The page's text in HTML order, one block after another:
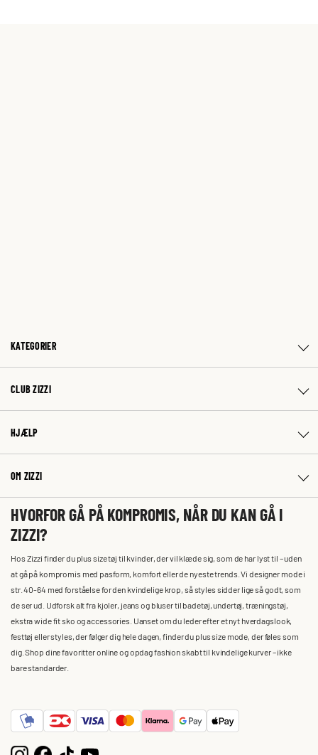
KATEGORIER
CLUB ZIZZI
HJÆLP
OM ZIZZI
HVORFOR GÅ PÅ KOMPROMIS, NÅR DU KAN GÅ I
ZIZZI?
Hos Zizzi finder du plus size tøj til kvinder, der vil klæde sig, som de har lyst til – uden
at gå på kompromis med pasform, komfort eller de nyeste trends. Vi designer mode i
str. 40-64 med forståelse for den kvindelige krop, så styles sidder lige så godt, som
de ser ud. Udforsk alt fra kjoler, jeans og bluser til badetøj, undertøj, træningstøj,
ekstra wide fit sko og accessories. Uanset om du leder efter et nyt hverdagslook,
festtøj eller styles, der følger dig hele dagen, finder du plus size mode, der føles som
dig. Shop dine favoritter online og opdag fashion skabt til kvindelige kurver – ikke
bare standarder.